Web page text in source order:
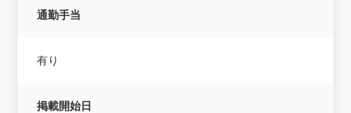
通勤手当
有り
掲載開始日